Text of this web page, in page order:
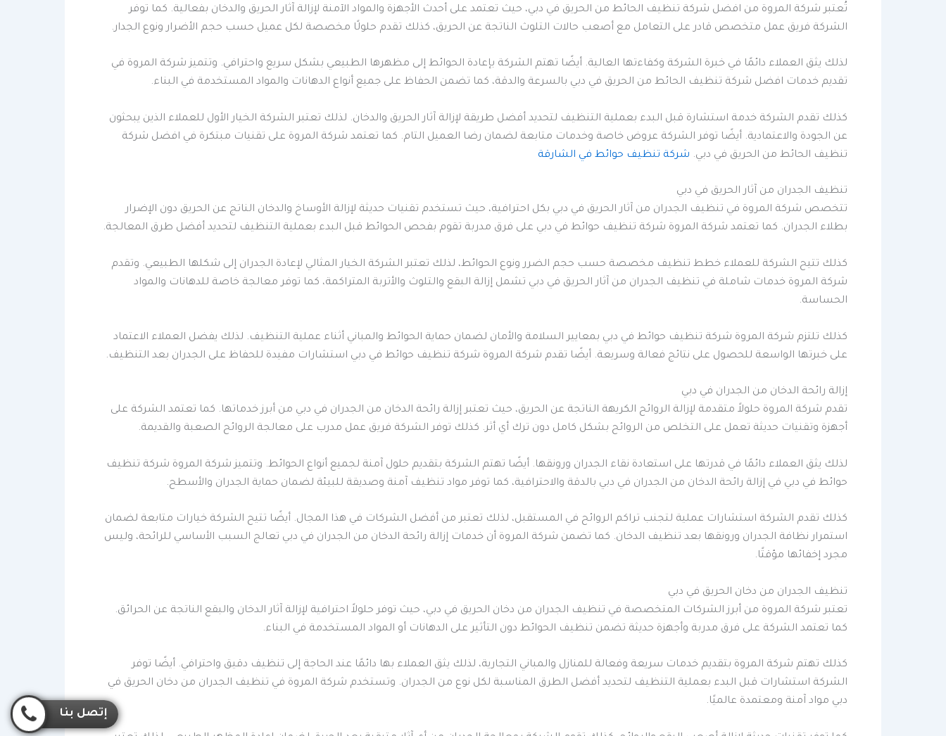
تُعتبر شركة المروة من افضل شركة تنظيف الحائط من الحريق في دبي، حيث تعتمد على أحدث الأجهزة والمواد الآمنة لإزالة آثار الحريق والدخان بفعالية. كما توفر
الشركة فريق عمل متخصص قادر على التعامل مع أصعب حالات التلوث الناتجة عن الحريق، كذلك تقدم حلولًا مخصصة لكل عميل حسب حجم الأضرار ونوع الجدار.
لذلك يثق العملاء دائمًا في خبرة الشركة وكفاءتها العالية. أيضًا تهتم الشركة بإعادة الحوائط إلى مظهرها الطبيعي بشكل سريع واحترافي. وتتميز شركة المروة في
تقديم خدمات افضل شركة تنظيف الحائط من الحريق في دبي بالسرعة والدقة، كما تضمن الحفاظ على جميع أنواع الدهانات والمواد المستخدمة في البناء.
كذلك تقدم الشركة خدمة استشارة قبل البدء بعملية التنظيف لتحديد أفضل طريقة لإزالة آثار الحريق والدخان. لذلك تعتبر الشركة الخيار الأول للعملاء الذين يبحثون
عن الجودة والاعتمادية. أيضًا توفر الشركة عروض خاصة وخدمات متابعة لضمان رضا العميل التام. كما تعتمد شركة المروة على تقنيات مبتكرة في افضل شركة
تنظيف الحائط من الحريق في دبي. شركة تنظيف حوائط في الشارقة
تنظيف الجدران من آثار الحريق في دبي
تتخصص شركة المروة في تنظيف الجدران من آثار الحريق في دبي بكل احترافية، حيث تستخدم تقنيات حديثة لإزالة الأوساخ والدخان الناتج عن الحريق دون الإضرار
بطلاء الجدران. كما تعتمد شركة المروة شركة تنظيف حوائط في دبي على فرق مدربة تقوم بفحص الحوائط قبل البدء بعملية التنظيف لتحديد أفضل طرق المعالجة.
كذلك تتيح الشركة للعملاء خطط تنظيف مخصصة حسب حجم الضرر ونوع الحوائط، لذلك تعتبر الشركة الخيار المثالي لإعادة الجدران إلى شكلها الطبيعي. وتقدم
شركة المروة خدمات شاملة في تنظيف الجدران من آثار الحريق في دبي تشمل إزالة البقع والتلوث والأتربة المتراكمة، كما توفر معالجة خاصة للدهانات والمواد
الحساسة.
كذلك تلتزم شركة المروة شركة تنظيف حوائط في دبي بمعايير السلامة والأمان لضمان حماية الحوائط والمباني أثناء عملية التنظيف. لذلك يفضل العملاء الاعتماد
على خبرتها الواسعة للحصول على نتائج فعالة وسريعة. أيضًا تقدم شركة المروة شركة تنظيف حوائط في دبي استشارات مفيدة للحفاظ على الجدران بعد التنظيف.
إزالة رائحة الدخان من الجدران في دبي
تقدم شركة المروة حلولاً متقدمة لإزالة الروائح الكريهة الناتجة عن الحريق، حيث تعتبر إزالة رائحة الدخان من الجدران في دبي من أبرز خدماتها. كما تعتمد الشركة على
أجهزة وتقنيات حديثة تعمل على التخلص من الروائح بشكل كامل دون ترك أي أثر. كذلك توفر الشركة فريق عمل مدرب على معالجة الروائح الصعبة والقديمة.
لذلك يثق العملاء دائمًا في قدرتها على استعادة نقاء الجدران ورونقها. أيضًا تهتم الشركة بتقديم حلول آمنة لجميع أنواع الحوائط. وتتميز شركة المروة شركة تنظيف
حوائط في دبي في إزالة رائحة الدخان من الجدران في دبي بالدقة والاحترافية، كما توفر مواد تنظيف آمنة وصديقة للبيئة لضمان حماية الجدران والأسطح.
كذلك تقدم الشركة استشارات عملية لتجنب تراكم الروائح في المستقبل، لذلك تعتبر من أفضل الشركات في هذا المجال. أيضًا تتيح الشركة خيارات متابعة لضمان
استمرار نظافة الجدران ورونقها بعد تنظيف الدخان. كما تضمن شركة المروة أن خدمات إزالة رائحة الدخان من الجدران في دبي تعالج السبب الأساسي للرائحة، وليس
مجرد إخفائها مؤقتًا.
تنظيف الجدران من دخان الحريق في دبي
تعتبر شركة المروة من أبرز الشركات المتخصصة في تنظيف الجدران من دخان الحريق في دبي، حيث توفر حلولاً احترافية لإزالة آثار الدخان والبقع الناتجة عن الحرائق.
كما تعتمد الشركة على فرق مدربة وأجهزة حديثة تضمن تنظيف الحوائط دون التأثير على الدهانات أو المواد المستخدمة في البناء.
كذلك تهتم شركة المروة بتقديم خدمات سريعة وفعالة للمنازل والمباني التجارية، لذلك يثق العملاء بها دائمًا عند الحاجة إلى تنظيف دقيق واحترافي. أيضًا توفر
الشركة استشارات قبل البدء بعملية التنظيف لتحديد أفضل الطرق المناسبة لكل نوع من الجدران. وتستخدم شركة المروة في تنظيف الجدران من دخان الحريق في
دبي مواد آمنة ومعتمدة عالميًا.
إتصل بنا